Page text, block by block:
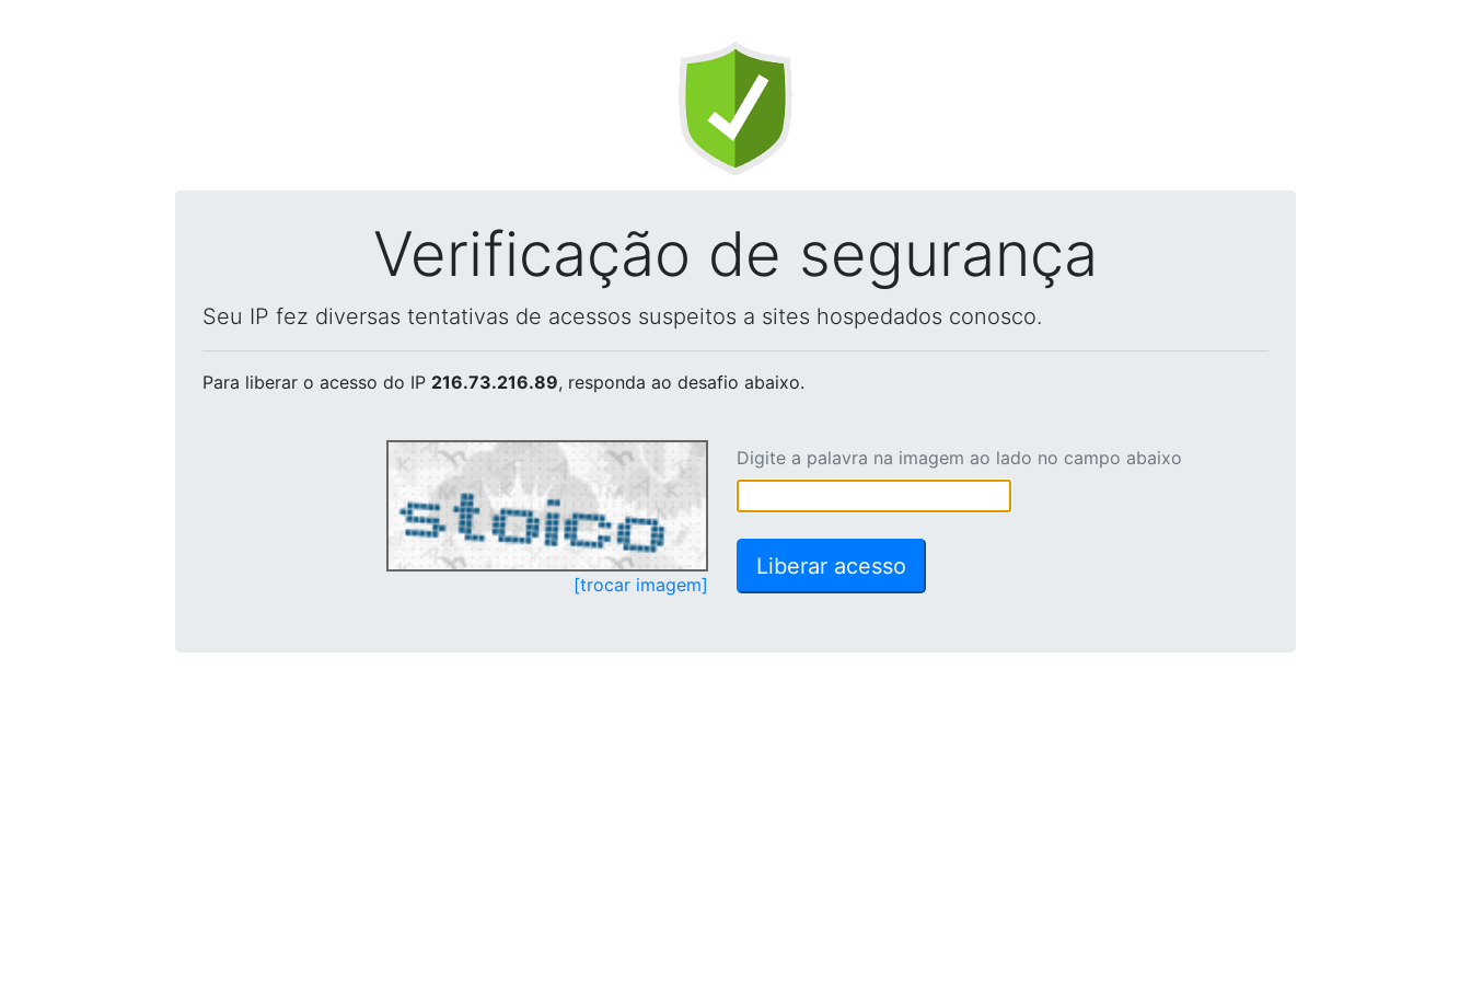
Verificação de segurança
Seu IP fez diversas tentativas de acessos suspeitos a sites hospedados conosco.
Para liberar o acesso do IP 216.73.216.89, responda ao desafio abaixo.
[trocar imagem]
Digite a palavra na imagem ao lado no campo abaixo